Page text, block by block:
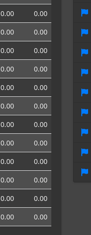
0.00
0.00
0.00
0.00
0.00
0.00
0.00
0.00
0.00
0.00
0.00
0.00
0.00
0.00
0.00
0.00
0.00
0.00
0.00
0.00
0.00
0.00
0.00 0.00